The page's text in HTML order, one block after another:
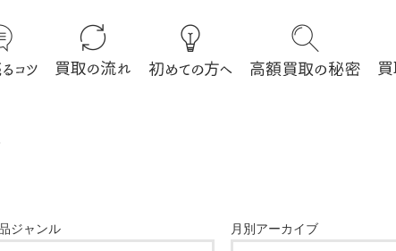
ジャンル 月別アーカイブ